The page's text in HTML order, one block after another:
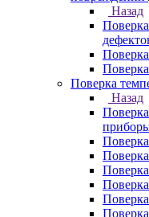
Назад
Поверка
Назад